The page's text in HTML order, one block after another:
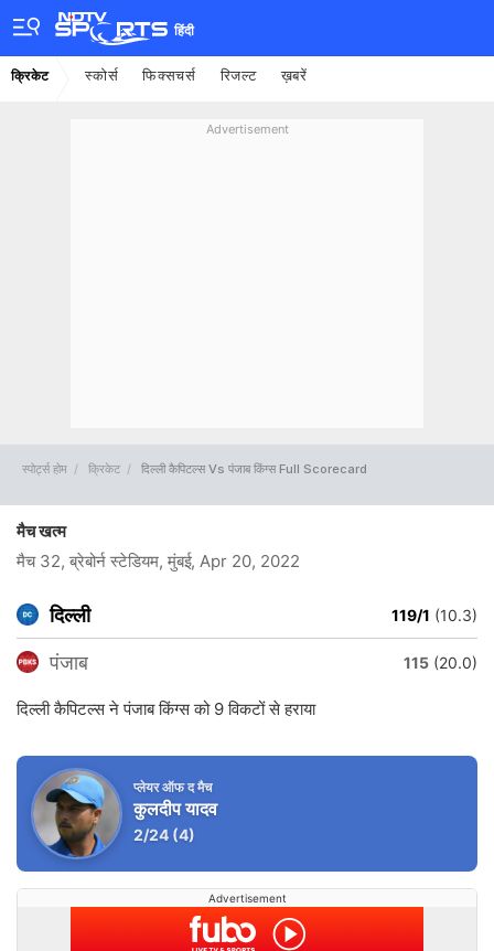
हिंदी
क्रिकेट स्कोर्स फिक्सचर्स रिजल्ट ख़बरें
Advertisement
स्पोर्ट्स होम क्रिकेट दिल्ली कैपिटल्स Vs पंजाब किंग्स Full Scorecard
मैच खत्म
मैच 32, ब्रेबोर्न स्टेडियम, मुंबई, Apr 20, 2022
दिल्ली 119/1 (10.3)
पंजाब 115 (20.0)
दिल्ली कैपिटल्स ने पंजाब किंग्स को 9 विकटों से हराया
प्लेयर ऑफ द मैच
कुलदीप यादव
2/24 (4)
Advertisement